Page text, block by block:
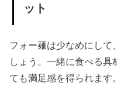
ット
フォー麺は少なめにして
しょう。一緒に食べる具
ても満足感を得られます。